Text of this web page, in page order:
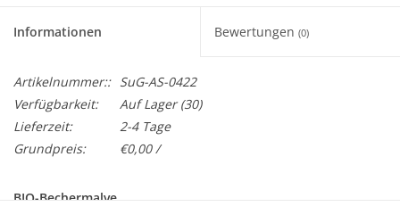
Informationen Bewertungen (0)
Artikelnummer:: SuG-AS-0422
Verfügbarkeit:
Auf Lager(30)
Lieferzeit:
2-4 Tage
Grundpreis:
€0,00 /
BIO-Bechermalve